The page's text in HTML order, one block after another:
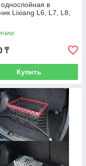
в
Lixiang L6, L7, L8,
₸
Купить